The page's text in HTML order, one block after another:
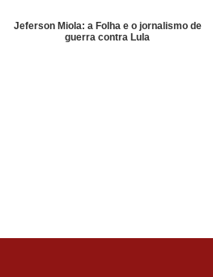
Jeferson Miola: a Folha e o jornalismo de
guerra contra Lula